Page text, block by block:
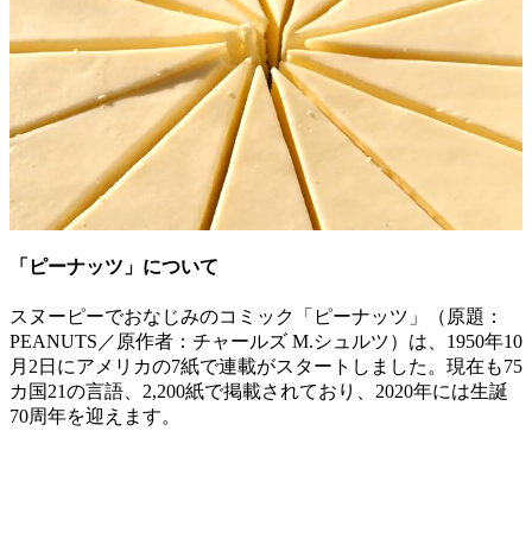
「ピーナッツ」について
スヌーピーでおなじみのコミック「ピーナッツ」（原題：
PEANUTS／原作者：チャールズ M.シュルツ）は、1950年10
月2日にアメリカの7紙で連載がスタートしました。現在も75
カ国21の言語、2,200紙で掲載されており、2020年には生誕
70周年を迎えます。